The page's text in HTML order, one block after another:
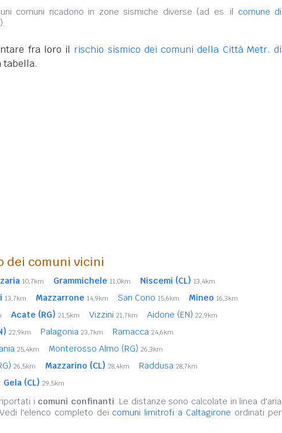
comuni ricadono in zone sismiche diverse (ad es. il comune di
).
fra loro il rischio sismico dei comuni della Città Metr. di
tabella.
dei comuni vicini
10,7km Grammichele 11,0km Niscemi (CL) 13,4km
13,7km Mazzarrone 14,9km San Cono 15,6km Mineo 16,3km
Acate (RG) 21,5km Vizzini 21,7km Aidone (EN) 22,9km
22,9km Palagonia 23,7km Ramacca 24,6km
25,4km Monterosso Almo (RG) 26,3km
26,5km Mazzarino (CL) 28,4km Raddusa 28,7km
Gela (CL) 29,5km
i comuni confinanti. Le distanze sono calcolate in linea d'aria
l'elenco completo dei comuni limitrofi a Caltagirone ordinati per